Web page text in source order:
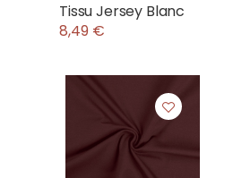
Tissu Jersey Blanc
8,49 €